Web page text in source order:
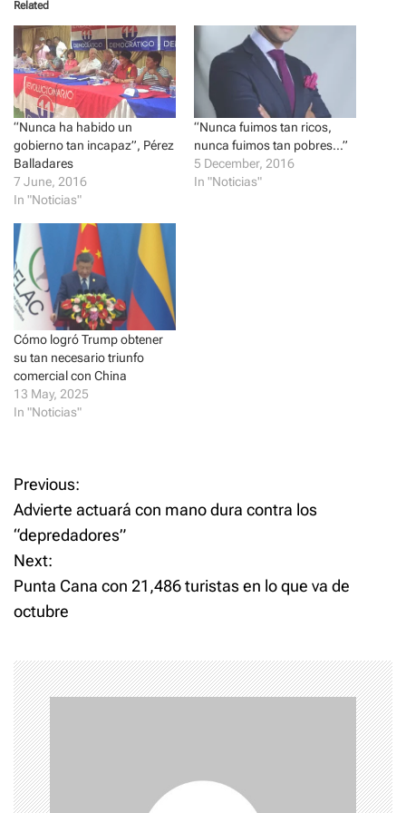
s
a
r
e
o
n
T
w
i
t
t
e
r
O
p
e
n
n
e
w
w
n
d
o
w
)
a
r
e
o
n
F
c
e
b
o
e
n
i
n
n
e
w
w
i
n
d
o
w
Related
“Nunca ha habido un
gobierno tan incapaz”, Pérez
Balladares
7 June, 2016
In "Noticias"
“Nunca fuimos tan ricos,
nunca fuimos tan pobres…”
5 December, 2016
In "Noticias"
Cómo logró Trump obtener
su tan necesario triunfo
comercial con China
13 May, 2025
In "Noticias"
P
o
s
t
a
v
i
g
Previous:
Advierte actuará con mano dura contra los
“depredadores”
Next:
Punta Cana con 21,486 turistas en lo que va de
octubre